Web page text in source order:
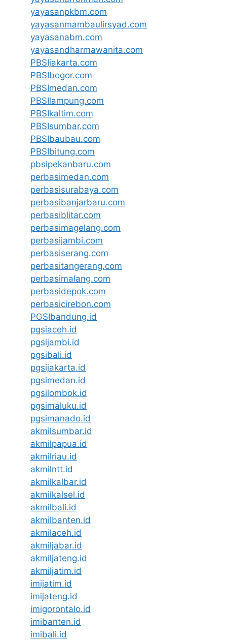
yayasanpkbm.com
yayasanmambaulirsyad.com
yayasanabm.com
yayasandharmawanita.com
PBSIjakarta.com
PBSIbogor.com
PBSImedan.com
PBSIlampung.com
PBSIkaltim.com
PBSIsumbar.com
PBSIbaubau.com
PBSIbitung.com
pbsipekanbaru.com
perbasimedan.com
perbasisurabaya.com
perbasibanjarbaru.com
perbasiblitar.com
perbasimagelang.com
perbasijambi.com
perbasiserang.com
perbasitangerang.com
perbasimalang.com
perbasidepok.com
perbasicirebon.com
PGSIbandung.id
pgsiaceh.id
pgsijambi.id
pgsibali.id
pgsijakarta.id
pgsimedan.id
pgsilombok.id
pgsimaluku.id
pgsimanado.id
akmilsumbar.id
akmilpapua.id
akmilriau.id
akmilntt.id
akmilkalbar.id
akmilkalsel.id
akmilbali.id
akmilbanten.id
akmilaceh.id
akmiljabar.id
akmiljateng.id
akmiljatim.id
imijatim.id
imijateng.id
imigorontalo.id
imibanten.id
imibali.id